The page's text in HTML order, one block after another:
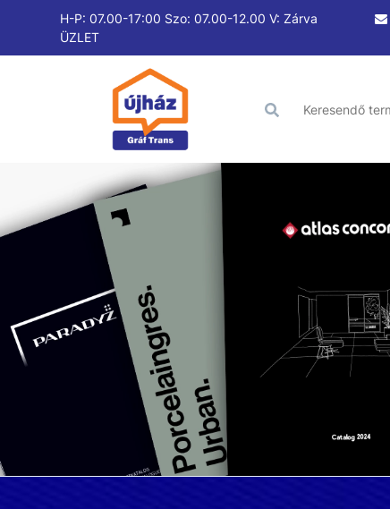
H-P: 07.00-17:00 Szo: 07.00-12.00 V: Zárva
ÜZLET